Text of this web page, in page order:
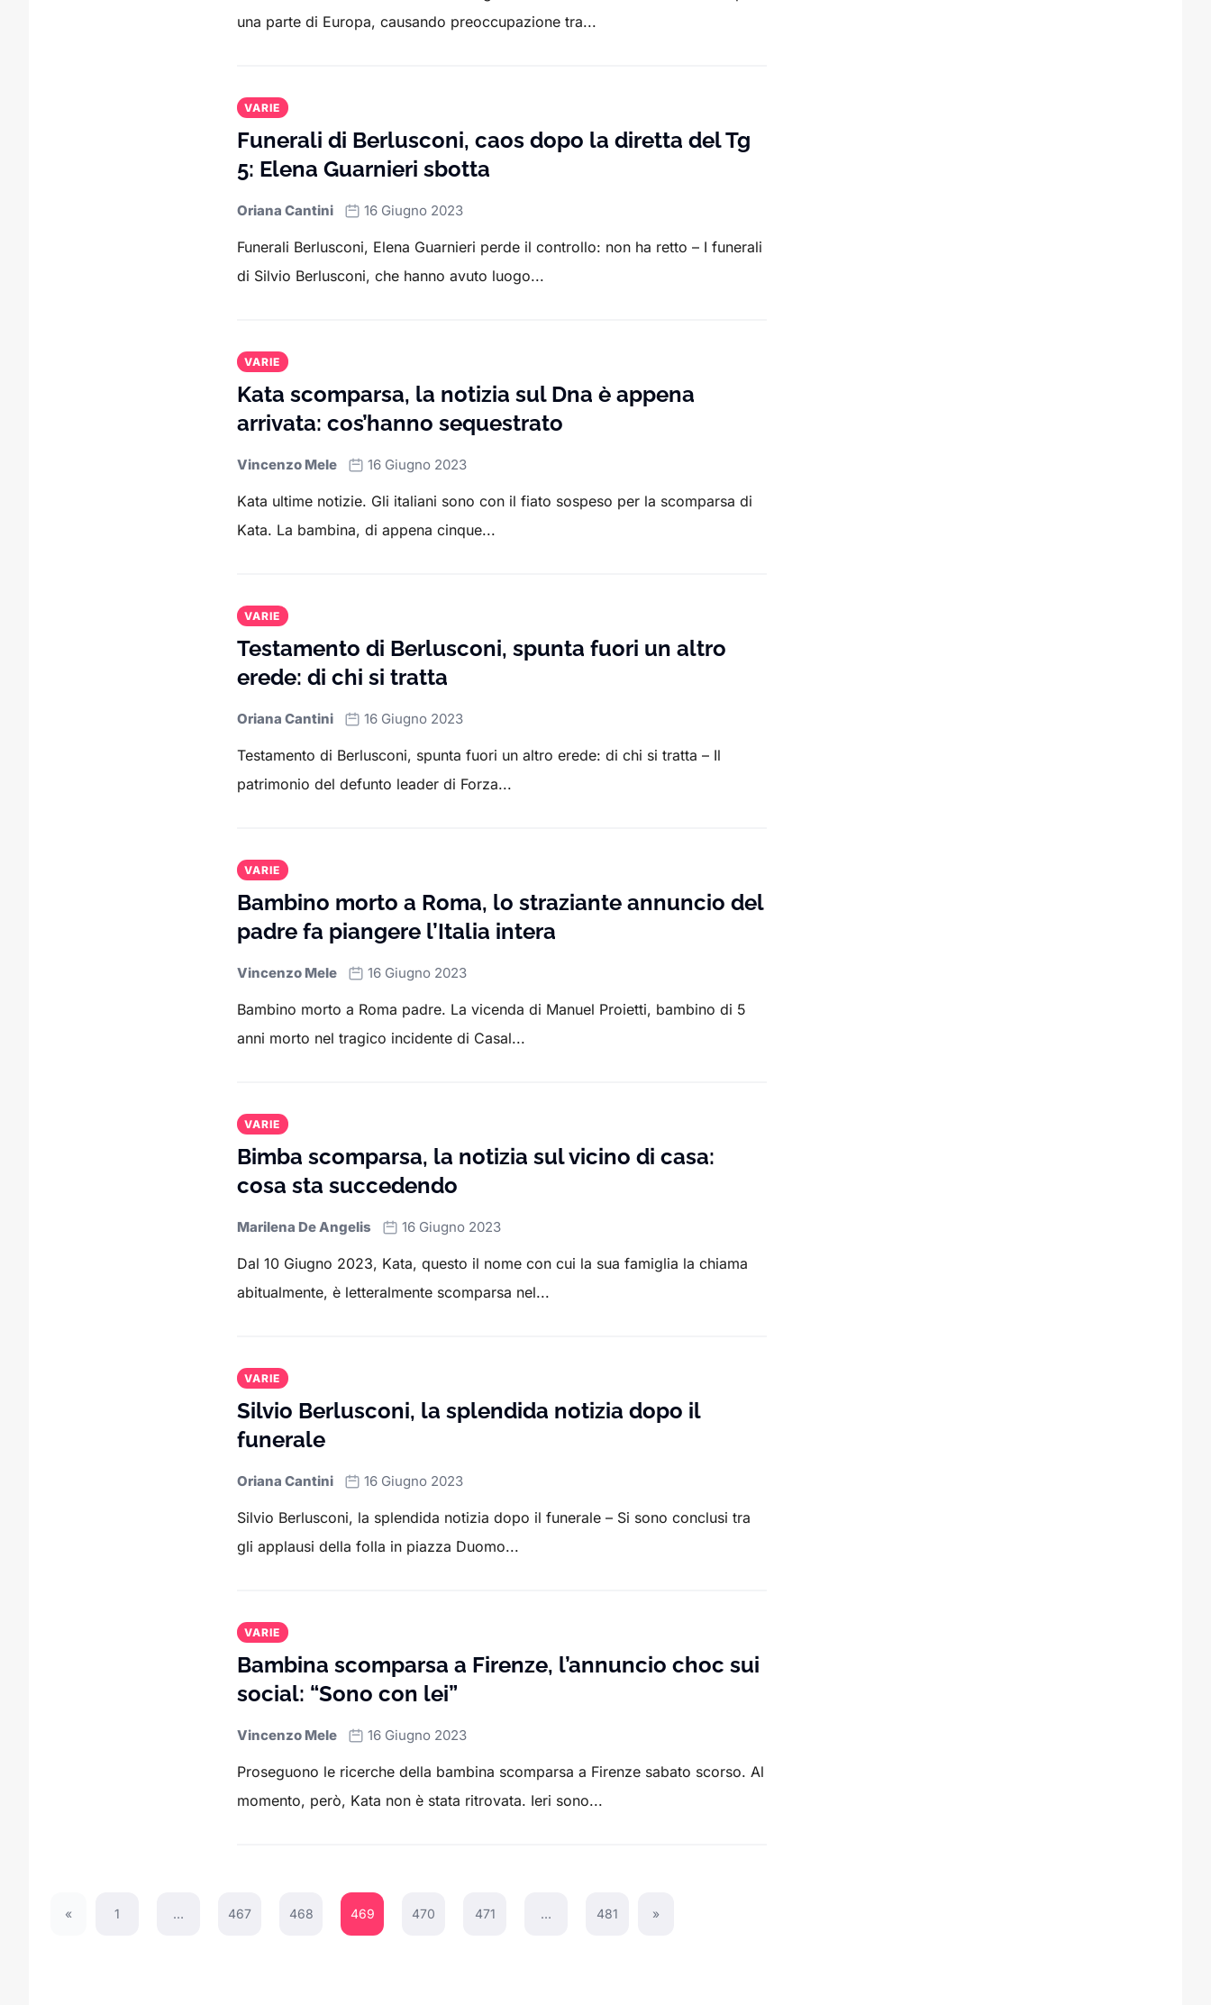
una parte di Europa, causando preoccupazione tra...
VARIE
Funerali di Berlusconi, caos dopo la diretta del Tg
5: Elena Guarnieri sbotta
Oriana Cantini 16 Giugno 2023
Funerali Berlusconi, Elena Guarnieri perde il controllo: non ha retto – I funerali
di Silvio Berlusconi, che hanno avuto luogo...
VARIE
Kata scomparsa, la notizia sul Dna è appena
arrivata: cos’hanno sequestrato
Vincenzo Mele 16 Giugno 2023
Kata ultime notizie. Gli italiani sono con il fiato sospeso per la scomparsa di
Kata. La bambina, di appena cinque...
VARIE
Testamento di Berlusconi, spunta fuori un altro
erede: di chi si tratta
Oriana Cantini 16 Giugno 2023
Testamento di Berlusconi, spunta fuori un altro erede: di chi si tratta – Il
patrimonio del defunto leader di Forza...
VARIE
Bambino morto a Roma, lo straziante annuncio del
padre fa piangere l’Italia intera
Vincenzo Mele 16 Giugno 2023
Bambino morto a Roma padre. La vicenda di Manuel Proietti, bambino di 5
anni morto nel tragico incidente di Casal...
VARIE
Bimba scomparsa, la notizia sul vicino di casa:
cosa sta succedendo
Marilena De Angelis 16 Giugno 2023
Dal 10 Giugno 2023, Kata, questo il nome con cui la sua famiglia la chiama
abitualmente, è letteralmente scomparsa nel...
VARIE
Silvio Berlusconi, la splendida notizia dopo il
funerale
Oriana Cantini 16 Giugno 2023
Silvio Berlusconi, la splendida notizia dopo il funerale – Si sono conclusi tra
gli applausi della folla in piazza Duomo...
VARIE
Bambina scomparsa a Firenze, l’annuncio choc sui
social: “Sono con lei”
Vincenzo Mele 16 Giugno 2023
Proseguono le ricerche della bambina scomparsa a Firenze sabato scorso. Al
momento, però, Kata non è stata ritrovata. Ieri sono...
«
Previous Page
1 … 467 468 469 470 471 … 481 Next Page
»